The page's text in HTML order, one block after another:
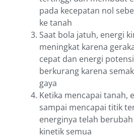
pada kecepatan nol
ke tanah
Saat bola jatuh, energi
meningkat karena
cepat dan energi
berkurang karena
gaya
Ketika mencapai tanah,
sampai mencapai titik
energinya telah
kinetik semua